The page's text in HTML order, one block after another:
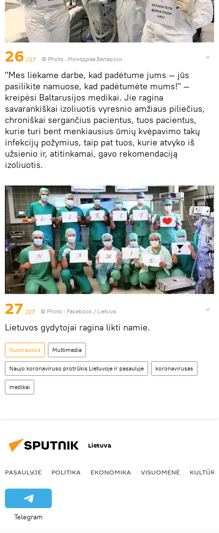
26 /27 © Photo : Минздрав Беларуси
"Mes liekame darbe, kad padėtume jums — jūs
pasilikite namuose, kad padėtumėte mums!" —
kreipėsi Baltarusijos medikai. Jie ragina
savarankiškai izoliuotis vyresnio amžiaus piliečius,
chroniškai sergančius pacientus, tuos pacientus,
kurie turi bent menkiausius ūmių kvėpavimo takų
infekcijų požymius, taip pat tuos, kurie atvyko iš
užsienio ir, atitinkamai, gavo rekomendaciją
izoliuotis.
27 /27 © Photo : Facebook / Lietuva
Lietuvos gydytojai ragina likti namie.
Nuotraukos Multimedia
Naujo koronaviruso protrūkis Lietuvoje ir pasaulyje koronavirusas
medikai
Lietuva
PASAULYJE POLITIKA EKONOMIKA VISUOMENĖ KULTŪRA
Telegram